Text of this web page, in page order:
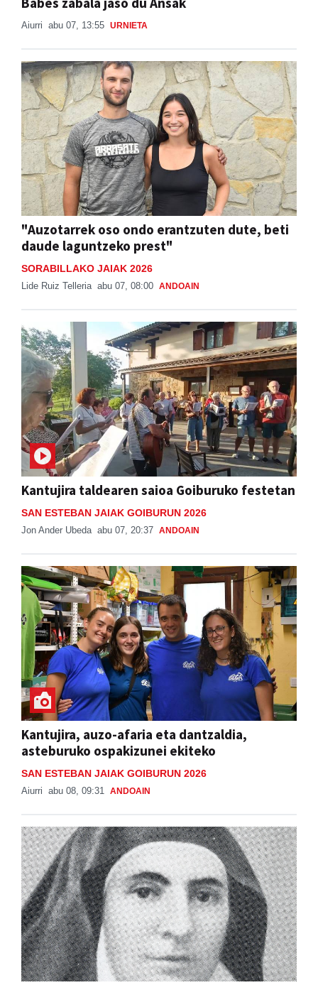
Aiurri abu 07, 13:55 URNIETA
"Auzotarrek oso ondo erantzuten dute, beti
daude laguntzeko prest"
SORABILLAKO JAIAK 2026
Lide Ruiz Telleria abu 07, 08:00 ANDOAIN
Kantujira taldearen saioa Goiburuko festetan
SAN ESTEBAN JAIAK GOIBURUN 2026
Jon Ander Ubeda abu 07, 20:37 ANDOAIN
Kantujira, auzo-afaria eta dantzaldia,
asteburuko ospakizunei ekiteko
SAN ESTEBAN JAIAK GOIBURUN 2026
Aiurri abu 08, 09:31 ANDOAIN